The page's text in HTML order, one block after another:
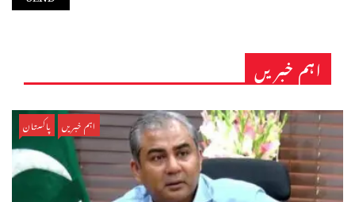
اہم خبریں
اہم خبریں پاکستان